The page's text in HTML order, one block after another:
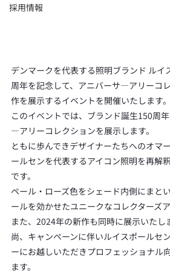
採用情報
デンマークを代表する照明ブランド ルイ
周年を記念して、アニバーサ―アリーコ
作を展示するイベントを開催いたします。
このイベントでは、ブランド誕生150周
―アリーコレクションを展示します。
ともに歩んできデザイナーたちへのオマ
ールセンを代表するアイコン照明を再解
です。
ペール・ローズ色をシェード内側にまと
ールを効かせたユニークなコレクターズア
また、2024年の新作も同時に展示いたし
尚、キャンペーンに伴いルイスポールセ
ーにお越しいただきプロフェッショナル
ます。